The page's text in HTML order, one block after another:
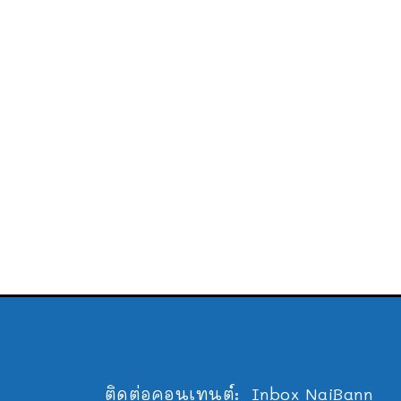
ติดต่อคอนเทนต์: Inbox NaiBann